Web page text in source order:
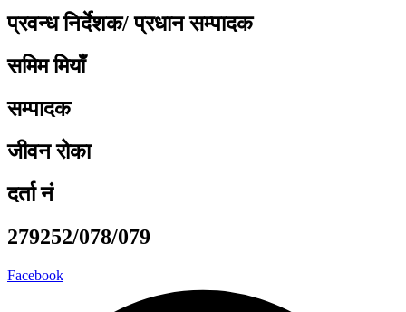
प्रवन्ध निर्देशक/ प्रधान सम्पादक
समिम मियाँ
सम्पादक
जीवन रोका
दर्ता नं
279252/078/079
Facebook